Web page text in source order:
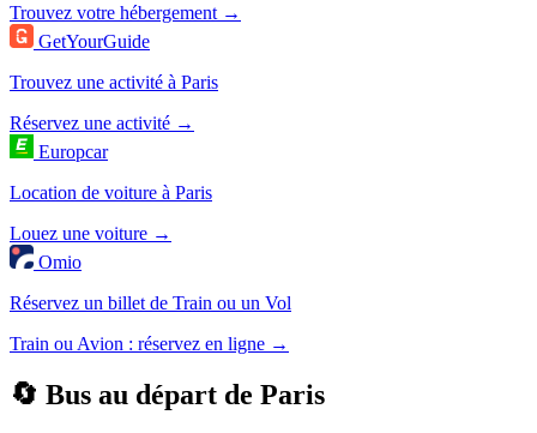
Trouvez votre hébergement →
GetYourGuide
Trouvez une activité à Paris
Réservez une activité →
Europcar
Location de voiture à Paris
Louez une voiture →
Omio
Réservez un billet de Train ou un Vol
Train ou Avion : réservez en ligne →
🔄 Bus au départ de Paris